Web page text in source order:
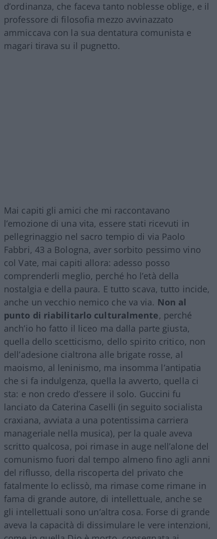
d’ordinanza, che faceva tanto noblesse oblige, e il
professore di filosofia mezzo avvinazzato
ammiccava con la sua dentatura comunista e
magari tirava su il pugnetto.
Mai capiti gli amici che mi raccontavano
l’emozione di una vita, essere stati ricevuti in
pellegrinaggio nel sacro tempio di via Paolo
Fabbri, 43 a Bologna, aver sorbito pessimo vino
col Vate, mai capiti allora: adesso posso
comprenderli meglio, perché ho l’età della
nostalgia e della paura. E tutto scava, tutto incide,
anche un vecchio nemico che va via. Non al
punto di riabilitarlo culturalmente, perché
anch’io ho fatto il liceo ma dalla parte giusta,
quella dello scetticismo, dello spirito critico, non
dell’adesione cialtrona alle brigate rosse, al
maoismo, al leninismo, ma insomma l’antipatia
che si fa indulgenza, quella la avverto, quella ci
sta: e non credo d’essere il solo. Guccini fu
lanciato da Caterina Caselli (in seguito socialista
craxiana, avviata a una potentissima carriera
manageriale nella musica), per la quale aveva
scritto qualcosa, poi rimase in auge nell’alone del
comunismo fuori dal tempo almeno fino agli anni
del riflusso, della riscoperta del privato che
fatalmente lo eclissò, ma rimase come rimane in
fama di grande autore, di intellettuale, anche se
gli intellettuali sono un’altra cosa. Forse di grande
aveva la capacità di dissimulare le vere intenzioni,